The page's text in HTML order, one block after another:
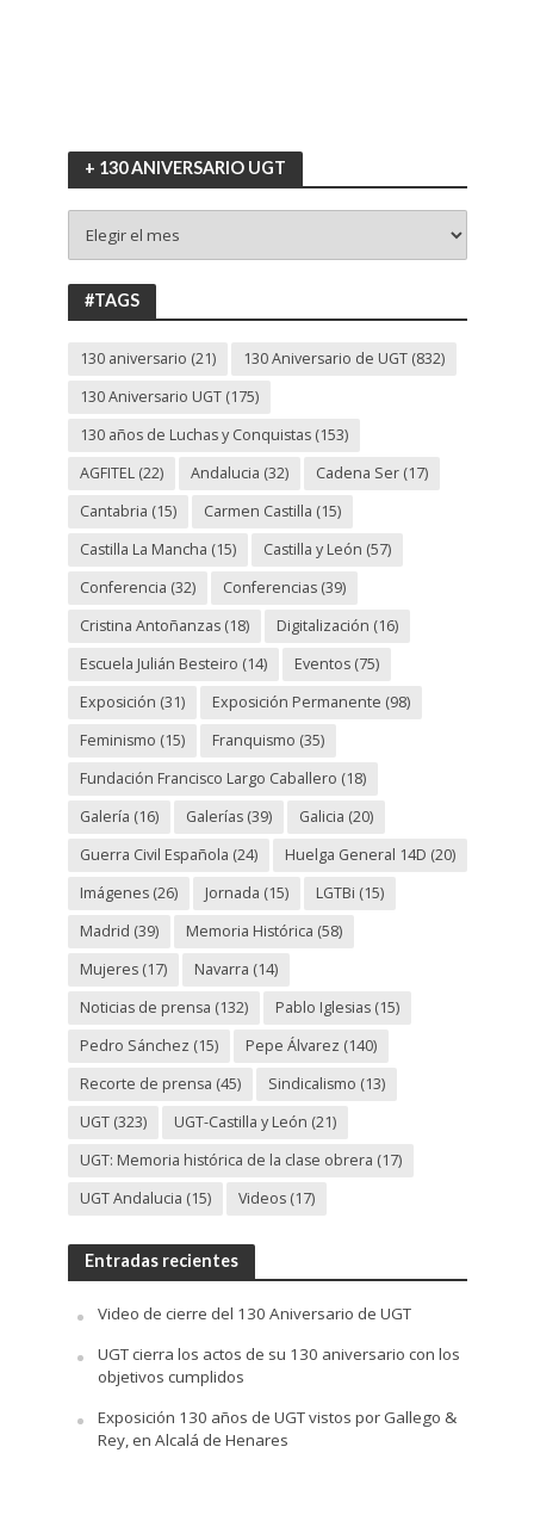
+ 130 ANIVERSARIO UGT
130
ANIVERSARIO
UGT
#TAGS
130 aniversario (21) 130 Aniversario de UGT(832)
130 Aniversario UGT(175)
130 años de Luchas y Conquistas(153)
AGFITEL(22) Andalucia (32) Cadena Ser(17)
Cantabria (15) Carmen Castilla (15)
Castilla La Mancha (15) Castilla y León (57)
Conferencia (32) Conferencias(39)
Cristina Antoñanzas(18) Digitalización (16)
Escuela Julián Besteiro (14) Eventos(75)
Exposición (31) Exposición Permanente (98)
Feminismo (15) Franquismo (35)
Fundación Francisco Largo Caballero (18)
Galería (16) Galerías(39) Galicia (20)
Guerra Civil Española (24) Huelga General 14D (20)
Imágenes(26) Jornada (15) LGTBi (15)
Madrid (39) Memoria Histórica (58)
Mujeres(17) Navarra (14)
Noticias de prensa (132) Pablo Iglesias(15)
Pedro Sánchez (15) Pepe Álvarez (140)
Recorte de prensa (45) Sindicalismo (13)
UGT(323) UGT-Castilla y León (21)
UGT: Memoria histórica de la clase obrera (17)
UGT Andalucia (15) Videos(17)
Entradas recientes
Video de cierre del 130 Aniversario de UGT
UGT cierra los actos de su 130 aniversario con los
objetivos cumplidos
Exposición 130 años de UGT vistos por Gallego &
Rey, en Alcalá de Henares